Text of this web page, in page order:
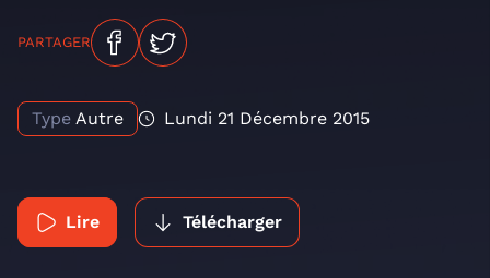
PARTAGER
Type Autre Lundi 21 Décembre 2015
Lire Télécharger